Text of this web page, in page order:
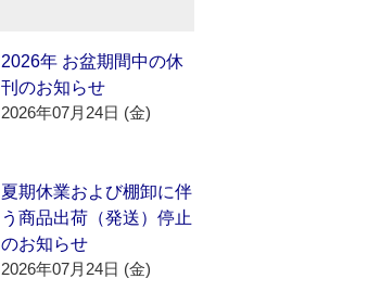
2026年 お盆期間中の休
刊のお知らせ
2026年07月24日 (金)
夏期休業および棚卸に伴
う商品出荷（発送）停止
のお知らせ
2026年07月24日 (金)